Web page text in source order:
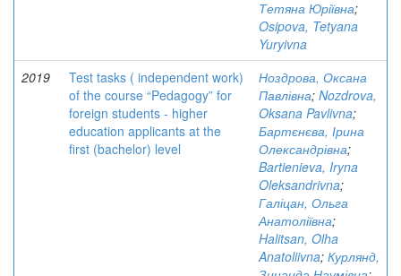
Тетяна Юріївна;
Osipova, Tetyana
Yuryivna
2019
Test tasks ( independent work)
of the course “Pedagogy” for
foreign students - higher
education applicants at the
first (bachelor) level
Ноздрова, Оксана
Павлівна; Nozdrova,
Oksana Pavlivna;
Бартєнєва, Ірина
Олександрівна;
Bartienieva, Iryna
Oleksandrivna;
Галіцан, Ольга
Анатоліївна;
Halitsan, Olha
Anatoliivna; Курлянд,